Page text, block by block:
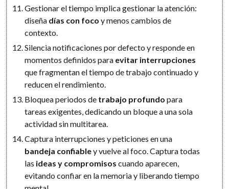
Gestionar el tiempo implica gestionar la atención:
diseña días con foco y menos cambios de
contexto.
Silencia notificaciones por defecto y responde en
momentos definidos para evitar interrupciones
que fragmentan el tiempo de trabajo continuado y
reducen el rendimiento.
Bloquea periodos de trabajo profundo para
tareas exigentes, dedicando un bloque a una sola
actividad sin multitarea.
Captura interrupciones y peticiones en una
bandeja confiabley vuelve al foco. Captura todas
las ideas y compromisos cuando aparecen,
evitando confiar en la memoria y liberando tiempo